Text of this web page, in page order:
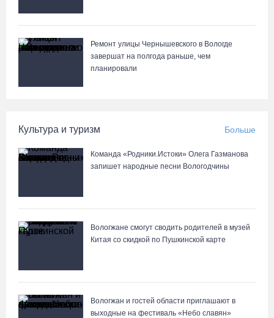
Ремонт улицы Чернышевского в Вологде
завершат на полгода раньше, чем
планировали
Культура и туризм Больше
Команда «Родники.Истоки» Олега Газманова
запишет народные песни Вологодчины
Вологжане смогут сводить родителей в музей
Китая со скидкой по Пушкинской карте
Вологжан и гостей области приглашают в
выходные на фестиваль «Небо славян»